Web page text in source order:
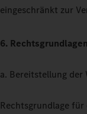
eingeschränkt zur
6.
a. Bereitstellung der
Rechtsgrundlage